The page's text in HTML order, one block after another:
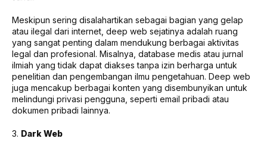
Meskipun sering disalahartikan sebagai bagian yang gelap
atau ilegal dari internet, deep web sejatinya adalah ruang
yang sangat penting dalam mendukung berbagai aktivitas
legal dan profesional. Misalnya, database medis atau jurnal
ilmiah yang tidak dapat diakses tanpa izin berharga untuk
penelitian dan pengembangan ilmu pengetahuan. Deep web
juga mencakup berbagai konten yang disembunyikan untuk
melindungi privasi pengguna, seperti email pribadi atau
dokumen pribadi lainnya.
3. Dark Web